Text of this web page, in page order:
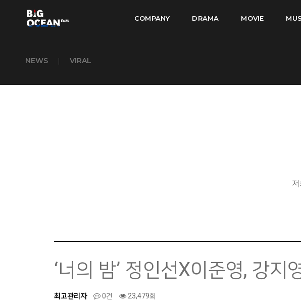
COMPANY DRAMA MOVIE
NEWS | VIRAL
‘너의 밤’ 정인선X이준영, 강지
최고관리자 0건 23,479회